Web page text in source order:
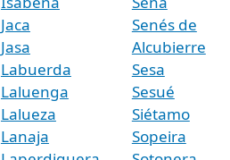
Jaca
Jasa
Labuerda
Laluenga
Lalueza
Lanaja
Senés de
Alcubierre
Sesa
Sesué
Siétamo
Sopeira